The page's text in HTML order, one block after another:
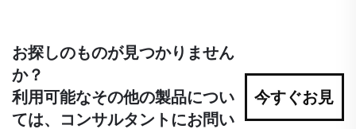
お探しのものが見つかりません
か？
利用可能なその他の製品につい
ては、コンサルタントにお問い
今すぐお見